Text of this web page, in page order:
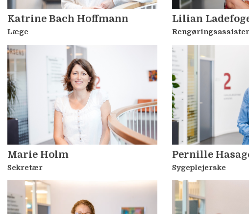
Katrine Bach Hoffmann
Læge
Lilian
Marie Holm
Sekretær
Pernille
Sygeplejerske